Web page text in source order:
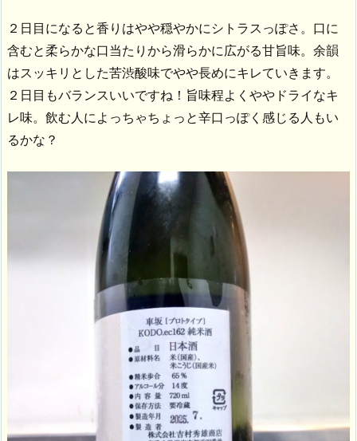
２日目になると香りはやや穏やかにシトラスっぽさ。口に
含むと柔らかな口当たりから滑らかに広がる甘旨味。余韻
はスッキリとした苦渋酸味でやや長めにキレていきます。
２日目もバランスいいですね！旨味程よくややドライなキ
レ味。飲む人によっちゃちょっと辛口っぽく感じる人もい
るかな？